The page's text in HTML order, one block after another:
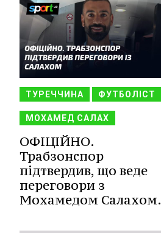
ТУРЕЧЧИНА ФУТБОЛІСТ
МОХАМЕД САЛАХ
ОФІЦІЙНО.
Трабзонспор
підтвердив, що веде
переговори з
Мохамедом Салахом.